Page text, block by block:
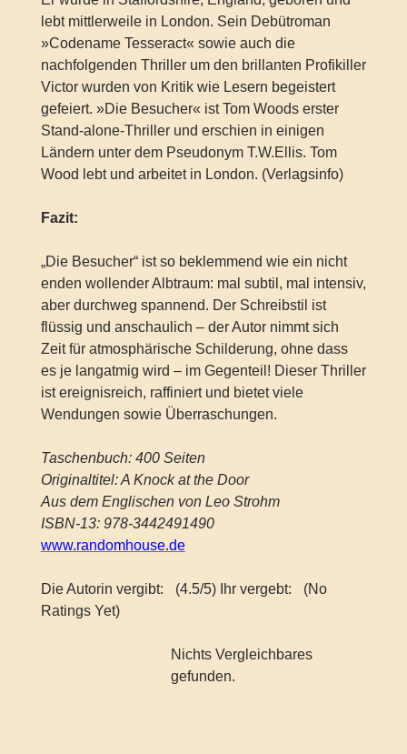
lebt mittlerweile in London. Sein Debütroman
»Codename Tesseract« sowie auch die
nachfolgenden Thriller um den brillanten Profikiller
Victor wurden von Kritik wie Lesern begeistert
gefeiert. »Die Besucher« ist Tom Woods erster
Stand-alone-Thriller und erschien in einigen
Ländern unter dem Pseudonym T.W.Ellis. Tom
Wood lebt und arbeitet in London. (Verlagsinfo)
Fazit:
„Die Besucher“ ist so beklemmend wie ein nicht
enden wollender Albtraum: mal subtil, mal intensiv,
aber durchweg spannend. Der Schreibstil ist
flüssig und anschaulich – der Autor nimmt sich
Zeit für atmosphärische Schilderung, ohne dass
es je langatmig wird – im Gegenteil! Dieser Thriller
ist ereignisreich, raffiniert und bietet viele
Wendungen sowie Überraschungen.
Taschenbuch: 400 Seiten
Originaltitel: A Knock at the Door
Aus dem Englischen von Leo Strohm
ISBN-13: 978-3442491490
www.randomhouse.de
Die Autorin vergibt: (4.5/5) Ihr vergebt:
(No
Ratings Yet)
Nichts Vergleichbares
gefunden.